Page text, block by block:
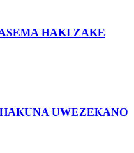
HAKI ZAKE
UWEZEKANO